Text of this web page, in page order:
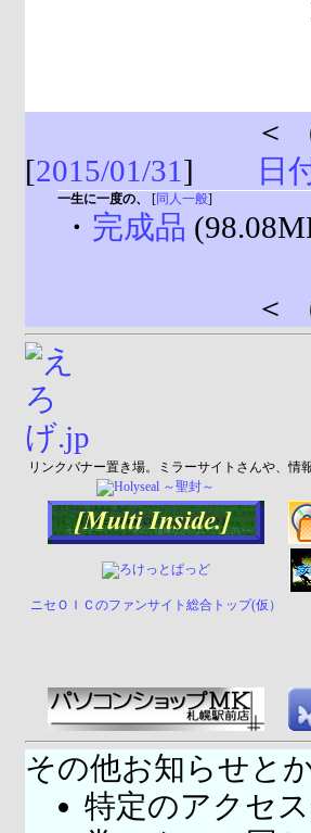
＜
[2015/01/31 ] 日
一生に一度の、 [同人一般]
・ 完成品
＜
リンクバナー置き場。ミラーサイトさんや、情
ニセＯＩＣのファンサイト総合トップ(仮）
その他お知らせとか
特定のアクセ